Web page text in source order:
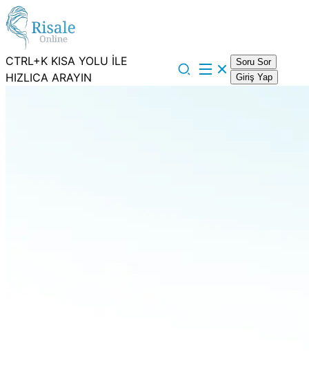
CTRL+K KISA YOLU İLE
HIZLICA ARAYIN
Soru Sor
Giriş Yap